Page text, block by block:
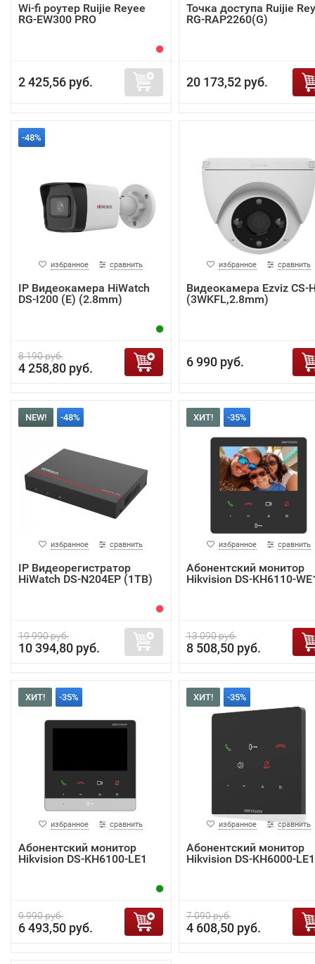
Wi-fi роутер Ruijie Reyee
RG-EW300 PRO
2 425,56 руб.
Точка доступа Ruijie
RG-RAP2260(G)
20 173,52 руб.
-48%
избранное сравнить
IP Видеокамера HiWatch
DS-I200 (E) (2.8mm)
8 190 руб.
4 258,80 руб.
избранное сравнить
Видеокамера Ezviz CS-
(3WKFL,2.8mm)
6 990 руб.
NEW! -48%
избранное сравнить
IP Видеорегистратор
HiWatch DS-N204EP (1TB)
19 990 руб.
10 394,80 руб.
ХИТ! -35%
избранное сравнить
Абонентский монитор
Hikvision DS-KH6110-
13 090 руб.
8 508,50 руб.
ХИТ! -35%
избранное сравнить
Абонентский монитор
Hikvision DS-KH6100-LE1
9 990 руб.
6 493,50 руб.
ХИТ! -35%
избранное сравнить
Абонентский монитор
Hikvision DS-KH6000-LE1
7 090 руб.
4 608,50 руб.